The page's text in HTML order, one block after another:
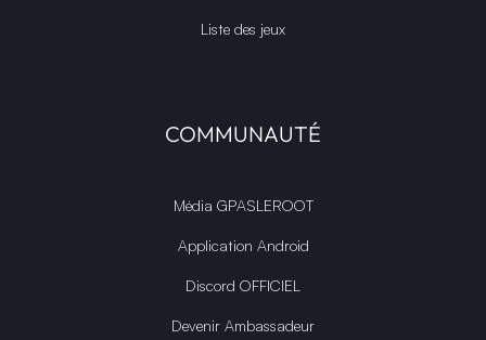
Liste des jeux
COMMUNAUTÉ
Média GPASLEROOT
Application Android
Discord OFFICIEL
Devenir Ambassadeur